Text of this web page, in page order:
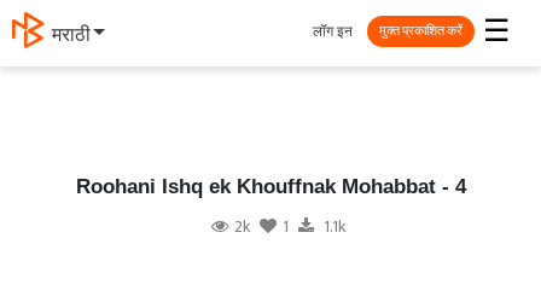
मराठी ☰
लॉग इन मुक्त प्रकाशित करें
Roohani Ishq ek Khouffnak Mohabbat - 4
2k 1 1.1k